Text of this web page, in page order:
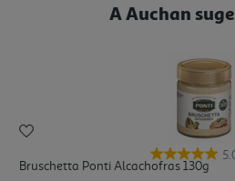
A Auchan
Bruschetta Ponti Alcachofras 130g